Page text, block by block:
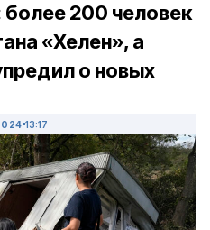
200 человек
«Хелен», а
о новых
13:17